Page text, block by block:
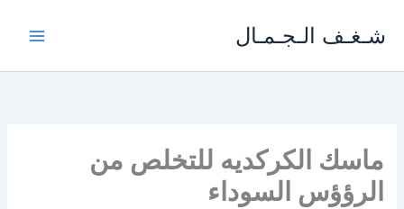
شـغـف الـجـمـال
ماسك الكركديه للتخلص من
الرؤؤس السوداء